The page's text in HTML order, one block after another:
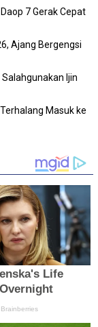
7 Gerak Cepat
Ajang Bergengsi
Ijin
Masuk ke